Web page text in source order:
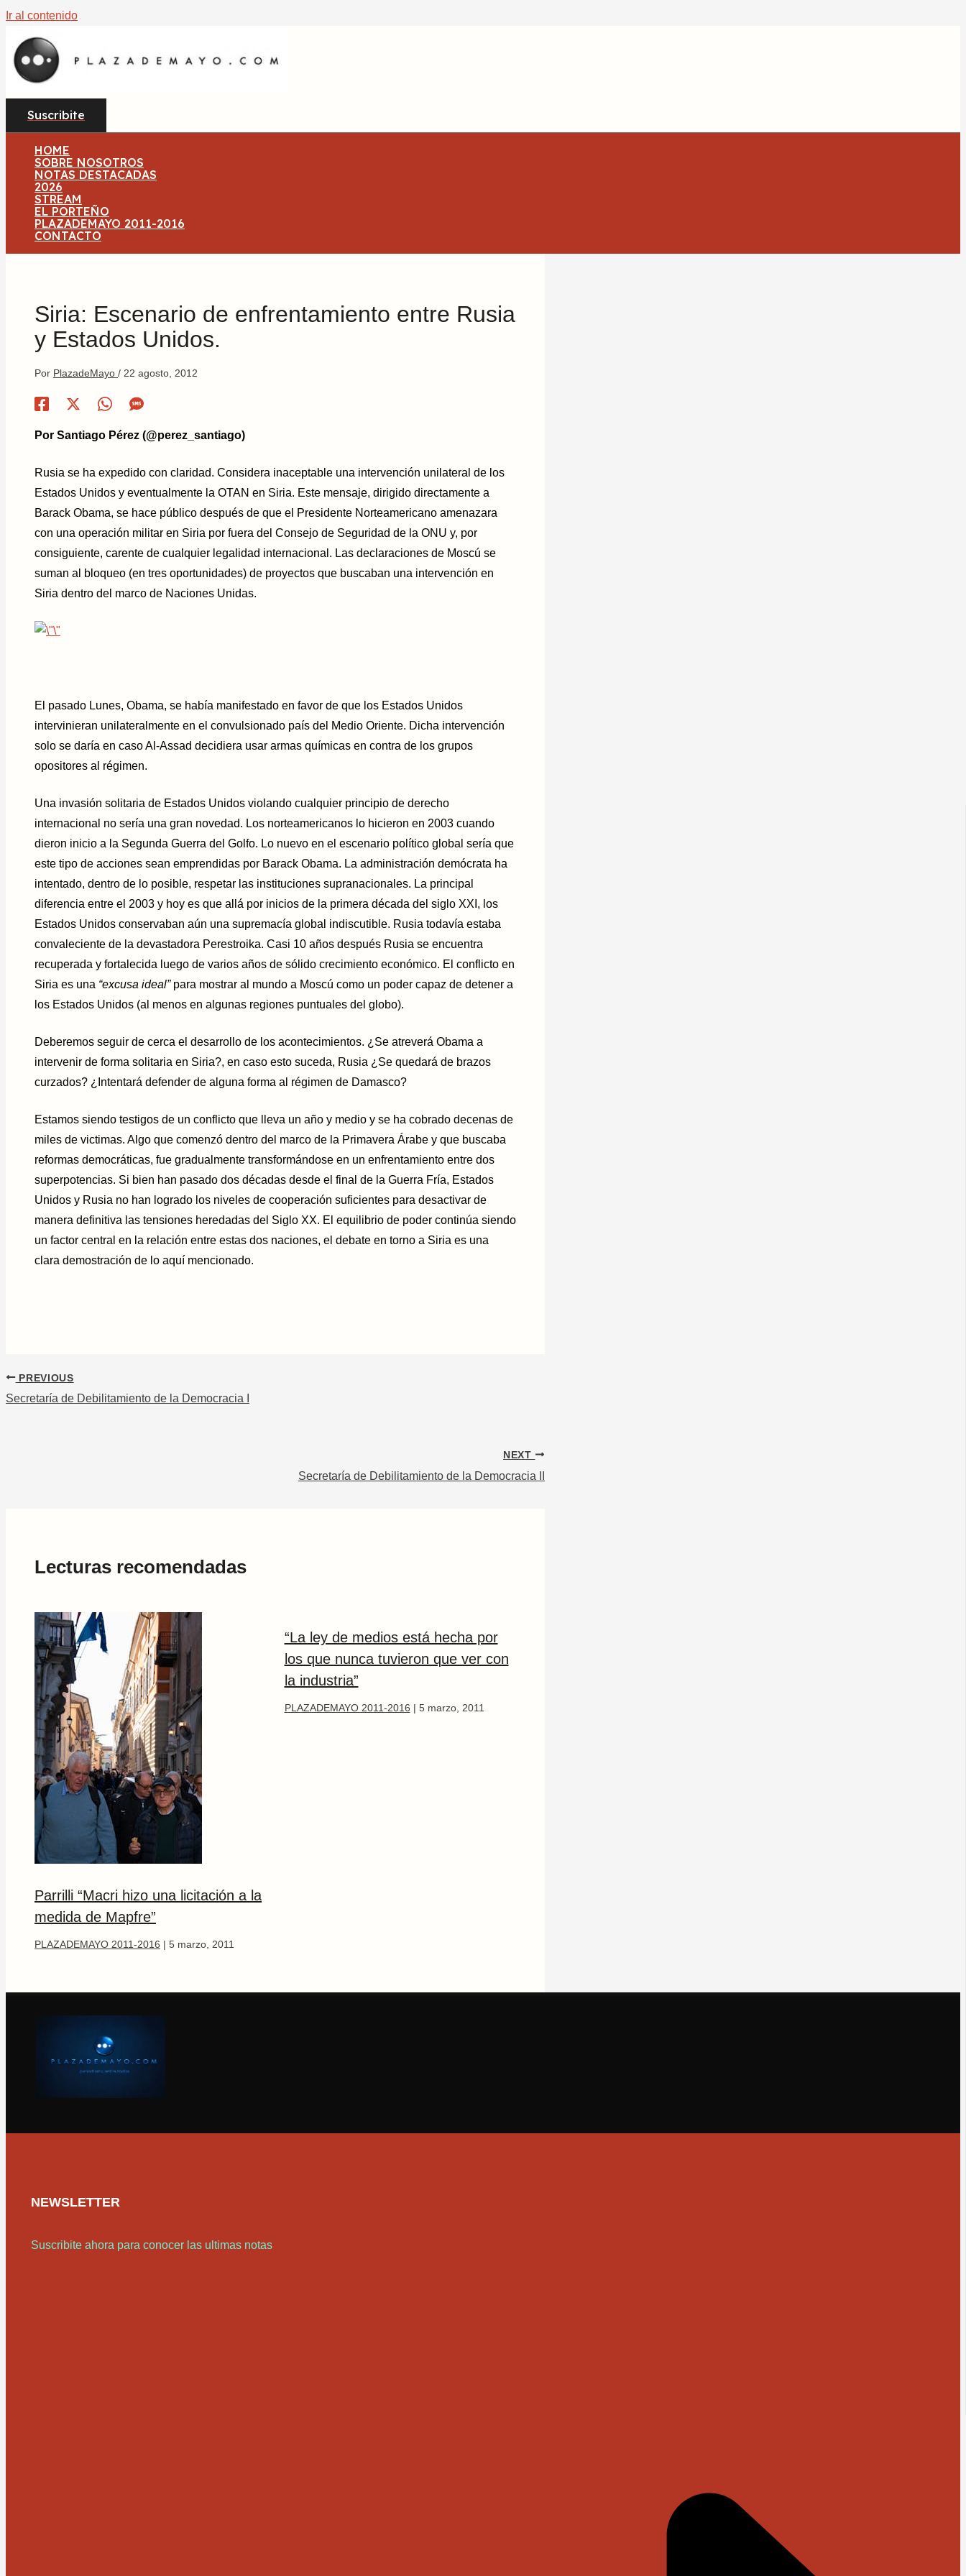
Ir al contenido
Suscribite
HOME
SOBRE NOSOTROS
NOTAS DESTACADAS
2026
STREAM
EL PORTEÑO
PLAZADEMAYO 2011-2016
CONTACTO
Siria: Escenario de enfrentamiento entre Rusia
y Estados Unidos.
Por PlazadeMayo / 22 agosto, 2012
Por Santiago Pérez (@perez_santiago)
Rusia se ha expedido con claridad. Considera inaceptable una intervención unilateral de los
Estados Unidos y eventualmente la OTAN en Siria. Este mensaje, dirigido directamente a
Barack Obama, se hace público después de que el Presidente Norteamericano amenazara
con una operación militar en Siria por fuera del Consejo de Seguridad de la ONU y, por
consiguiente, carente de cualquier legalidad internacional. Las declaraciones de Moscú se
suman al bloqueo (en tres oportunidades) de proyectos que buscaban una intervención en
Siria dentro del marco de Naciones Unidas.
El pasado Lunes, Obama, se había manifestado en favor de que los Estados Unidos
intervinieran unilateralmente en el convulsionado país del Medio Oriente. Dicha intervención
solo se daría en caso Al-Assad decidiera usar armas químicas en contra de los grupos
opositores al régimen.
Una invasión solitaria de Estados Unidos violando cualquier principio de derecho
internacional no sería una gran novedad. Los norteamericanos lo hicieron en 2003 cuando
dieron inicio a la Segunda Guerra del Golfo. Lo nuevo en el escenario político global sería que
este tipo de acciones sean emprendidas por Barack Obama. La administración demócrata ha
intentado, dentro de lo posible, respetar las instituciones supranacionales. La principal
diferencia entre el 2003 y hoy es que allá por inicios de la primera década del siglo XXI, los
Estados Unidos conservaban aún una supremacía global indiscutible. Rusia todavía estaba
convaleciente de la devastadora Perestroika. Casi 10 años después Rusia se encuentra
recuperada y fortalecida luego de varios años de sólido crecimiento económico. El conflicto en
Siria es una “excusa ideal”para mostrar al mundo a Moscú como un poder capaz de detener a
los Estados Unidos (al menos en algunas regiones puntuales del globo).
Deberemos seguir de cerca el desarrollo de los acontecimientos. ¿Se atreverá Obama a
intervenir de forma solitaria en Siria?, en caso esto suceda, Rusia ¿Se quedará de brazos
curzados? ¿Intentará defender de alguna forma al régimen de Damasco?
Estamos siendo testigos de un conflicto que lleva un año y medio y se ha cobrado decenas de
miles de victimas. Algo que comenzó dentro del marco de la Primavera Árabe y que buscaba
reformas democráticas, fue gradualmente transformándose en un enfrentamiento entre dos
superpotencias. Si bien han pasado dos décadas desde el final de la Guerra Fría, Estados
Unidos y Rusia no han logrado los niveles de cooperación suficientes para desactivar de
manera definitiva las tensiones heredadas del Siglo XX. El equilibrio de poder continúa siendo
un factor central en la relación entre estas dos naciones, el debate en torno a Siria es una
clara demostración de lo aquí mencionado.
PREVIOUS
Secretaría de Debilitamiento de la Democracia I
NEXT
Secretaría de Debilitamiento de la Democracia II
Lecturas recomendadas
Parrilli “Macri hizo una licitación a la
medida de Mapfre”
PLAZADEMAYO 2011-2016 | 5 marzo, 2011
“La ley de medios está hecha por
los que nunca tuvieron que ver con
la industria”
PLAZADEMAYO 2011-2016 | 5 marzo, 2011
NEWSLETTER
Suscribite ahora para conocer las ultimas notas